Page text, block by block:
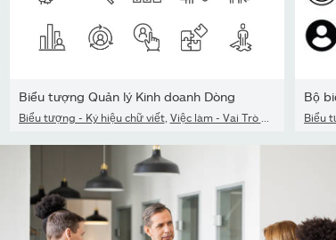
Biểu tượng Quản lý Kinh doanh Dòng
Biểu tượng - Ký hiệu chữ viết, Việc làm - Vai Trò Xã Hội Người
Bộ
Biểu